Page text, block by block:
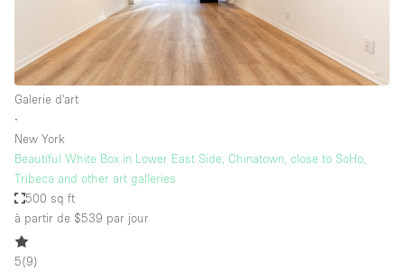
Galerie d'art
∙
New York
Beautiful White Box in Lower East Side, Chinatown, close to SoHo,
Tribeca and other art galleries
500 sq ft
à partir de $539 par jour
5(9)